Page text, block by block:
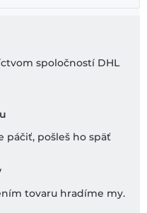
spoločností DHL
páčiť, pošleš ho späť
tovaru hradíme my.